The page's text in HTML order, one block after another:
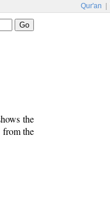
Qur'an
the
from the